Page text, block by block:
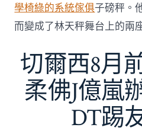
學椅綠的系統傢俱子磅秤。
而變成了林天秤舞台上的兩
切爾西8月
柔佛J億嵐
DT踢